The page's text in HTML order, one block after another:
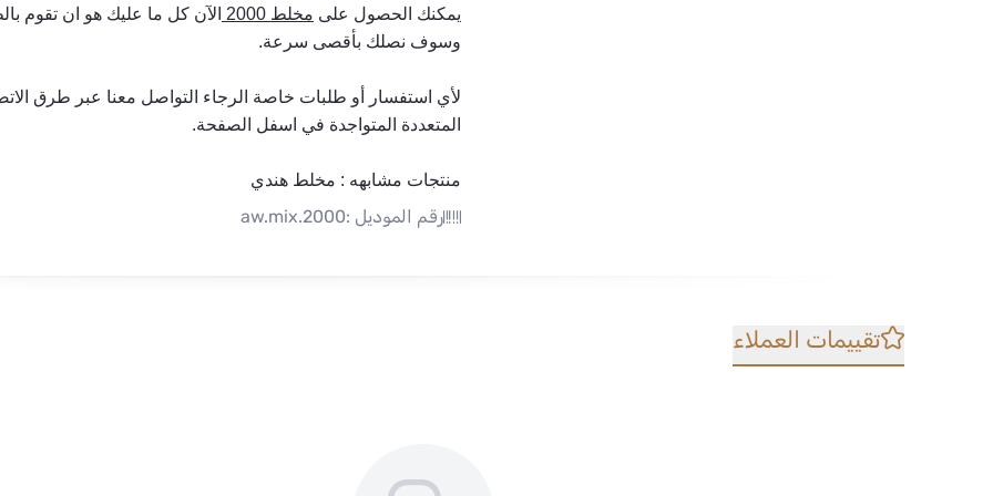
يمكنك الحصول على مخلط 2000
وسوف نصلك بأقصى سرعة.
المتعددة المتواجدة في اسفل الصفحة.
منتجات مشابهه : مخلط هندي
رقم الموديل :aw.mix.2000
تقييمات العملاء